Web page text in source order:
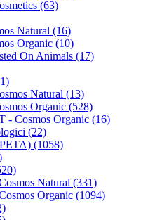
(63)
Natural (16)
Organic (10)
On Animals (17)
Natural (13)
Organic (528)
- Cosmos Organic (16)
(22)
(1058)
Natural (331)
Organic (1094)